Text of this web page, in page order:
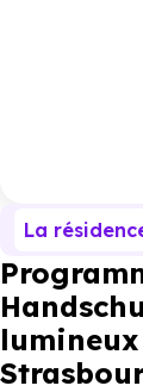
La